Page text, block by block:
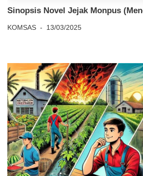
Sinopsis Novel Jejak Monpus
KOMSAS 13/03/2025